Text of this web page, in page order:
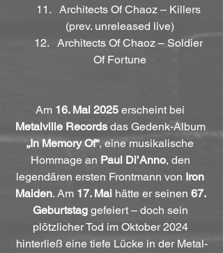
Architects Of Chaoz – Killers
(prev. unreleased live)
Architects Of Chaoz – Soldier
Of Fortune
Am 16. Mai 2025 erscheint bei
Metalville Records das Gedenk-Album
„In Memory Of“, eine musikalische
Hommage an Paul Di’Anno, den
legendären ersten Frontmann von Iron
Maiden. Am 17. Mai hätte er seinen 67.
Geburtstag gefeiert – doch sein
plötzlicher Tod im Oktober 2024
hinterließ eine tiefe Lücke in der Metal-